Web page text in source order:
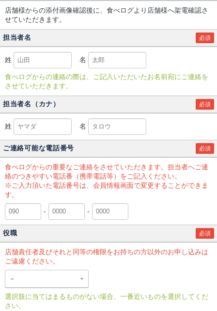
店舗様からの添付画像確認後に、食べログより店舗様へ架電確認さ
せていただきます。
担当者名 必須
姓 名
食べログからの連絡の際は、ご記入いただいたお名前宛にご連絡を
させていただきます。
担当者名（カナ） 必須
姓 名
ご連絡可能な電話番号 必須
食べログからの重要なご連絡をさせていただきます。担当者へご連
絡のつきやすい電話番（携帯電話等）をご記入ください。
※ご入力頂いた電話番号は、会員情報画面で変更することができま
す。
- -
役職 必須
店舗責任者及びそれと同等の権限をお持ちの方以外のお申し込みは
ご遠慮ください。
選択肢に当てはまるものがない場合、一番近いものを選択してくだ
さい。